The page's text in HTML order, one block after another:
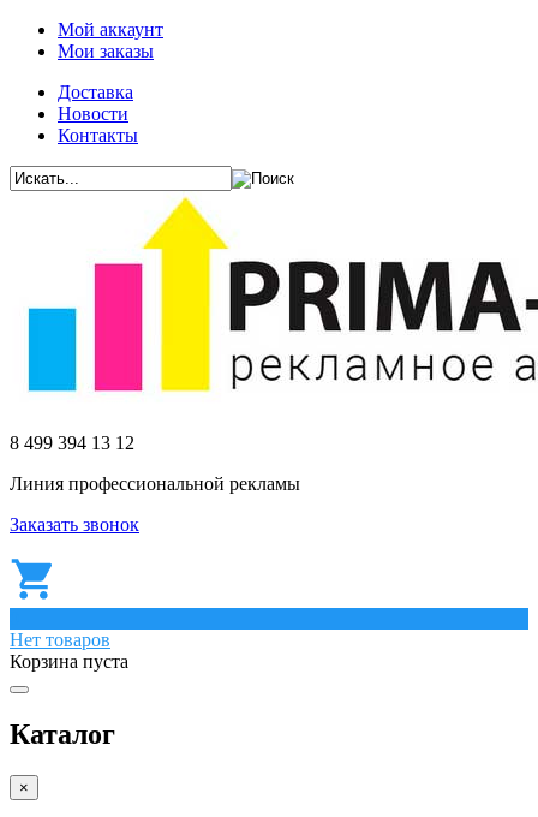
Мой аккаунт
Мои заказы
Доставка
Новости
Контакты
8 499 394 13 12
Линия профессиональной рекламы
Заказать звонок
Нет товаров
Корзина пуста
Каталог
×